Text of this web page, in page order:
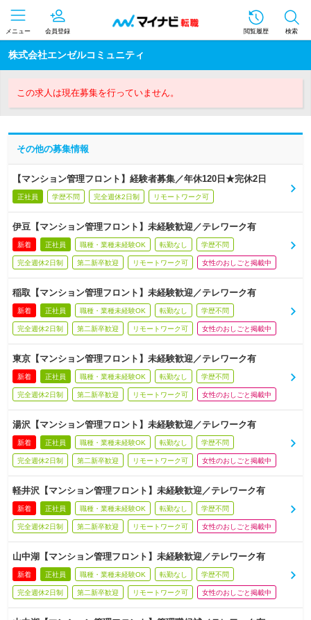
メニュー 会員登録 閲覧履歴 検索
株式会社エンゼルコミュニティ
この求人は現在募集を行っていません。
その他の募集情報
【マンション管理フロント】経験者募集／年休120日★完休2日
正社員 学歴不問 完全週休2日制 リモートワーク可
伊豆【マンション管理フロント】未経験歓迎／テレワーク有
新着 正社員 職種・業種未経験OK 転勤なし 学歴不問
完全週休2日制 第二新卒歓迎 リモートワーク可 女性のおしごと掲載中
稲取【マンション管理フロント】未経験歓迎／テレワーク有
新着 正社員 職種・業種未経験OK 転勤なし 学歴不問
完全週休2日制 第二新卒歓迎 リモートワーク可 女性のおしごと掲載中
東京【マンション管理フロント】未経験歓迎／テレワーク有
新着 正社員 職種・業種未経験OK 転勤なし 学歴不問
完全週休2日制 第二新卒歓迎 リモートワーク可 女性のおしごと掲載中
湯沢【マンション管理フロント】未経験歓迎／テレワーク有
新着 正社員 職種・業種未経験OK 転勤なし 学歴不問
完全週休2日制 第二新卒歓迎 リモートワーク可 女性のおしごと掲載中
軽井沢【マンション管理フロント】未経験歓迎／テレワーク有
新着 正社員 職種・業種未経験OK 転勤なし 学歴不問
完全週休2日制 第二新卒歓迎 リモートワーク可 女性のおしごと掲載中
山中湖【マンション管理フロント】未経験歓迎／テレワーク有
新着 正社員 職種・業種未経験OK 転勤なし 学歴不問
完全週休2日制 第二新卒歓迎 リモートワーク可 女性のおしごと掲載中